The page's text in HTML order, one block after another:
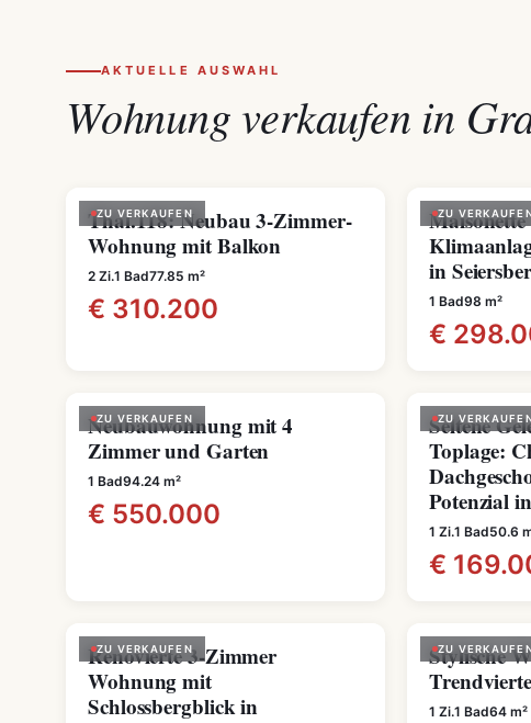
AKTUELLE AUSWAHL
Wohnung verkaufen in
ZU VERKAUFEN
Thal.118: Neubau 3-Zimmer-
Wohnung mit Balkon
2 Zi.1 Bad77.85 m²
€ 310.200
ZU
in
1 Bad98 m²
€
ZU VERKAUFEN
Neubauwohnung mit 4
Zimmer und Garten
1 Bad94.24 m²
€ 550.000
ZU
Seltene
Toplage:
Potenzial
1 Zi.1 Bad50.6
€
ZU VERKAUFEN
Renovierte 3-Zimmer
Wohnung mit
Schlossbergblick in
ZU
Stylische
1 Zi.1 Bad64 m²